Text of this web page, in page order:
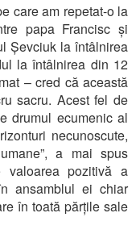
care am repetat-o la
papa Francisc și
Șevciuk la întâlnirea
la întâlnirea din 12
– cred că această
sacru. Acest fel de
drumul ecumenic al
necunoscute,
a mai spus
valoarea pozitivă a
ansamblul ei chiar
în toată părțile sale